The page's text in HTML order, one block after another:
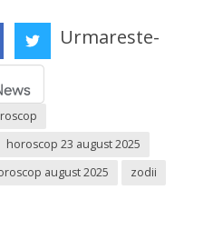
Urmareste-
horoscop 23 august 2025
august 2025 zodii